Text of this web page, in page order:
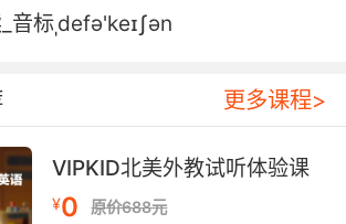
铁的老太太
dream of stuffing a poor
音标ˌdefə'keɪʃən
更多课程>
VIPKID北美外教试听体验课
¥0 原价688元